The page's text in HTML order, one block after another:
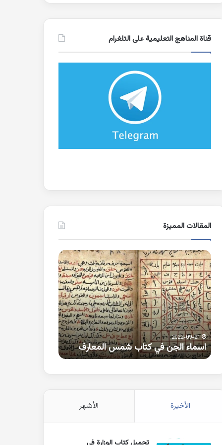
قناة المناهج التعليمية على التلغرام
المقالات المميزة
اسماء
الجن
في
كتاب
شمس
المعارف
2022-09-21
اسماء الجن في كتاب شمس المعارف
كلمات
بها
همزة
متطرفة
على
الواو
الأخيرة الأشهر
تحميل كتاب الوزارة في